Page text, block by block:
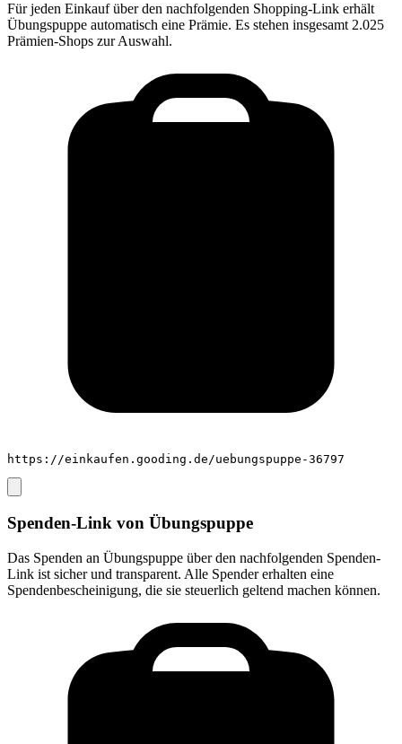
Für jeden Einkauf über den nachfolgenden Shopping-Link erhält
Übungspuppe automatisch eine Prämie. Es stehen insgesamt 2.025
Prämien-Shops zur Auswahl.
https://einkaufen.gooding.de/uebungspuppe-36797
Spenden-Link von Übungspuppe
Das Spenden an Übungspuppe über den nachfolgenden Spenden-
Link ist sicher und transparent. Alle Spender erhalten eine
Spendenbescheinigung, die sie steuerlich geltend machen können.